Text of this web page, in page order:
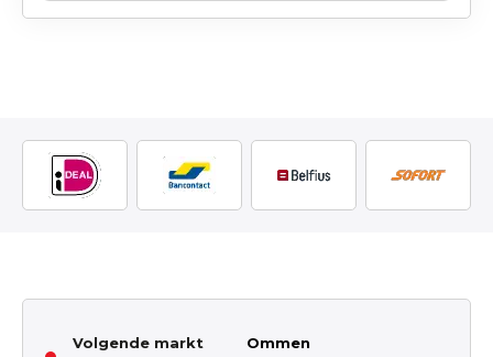
Volgende markt
Ommen